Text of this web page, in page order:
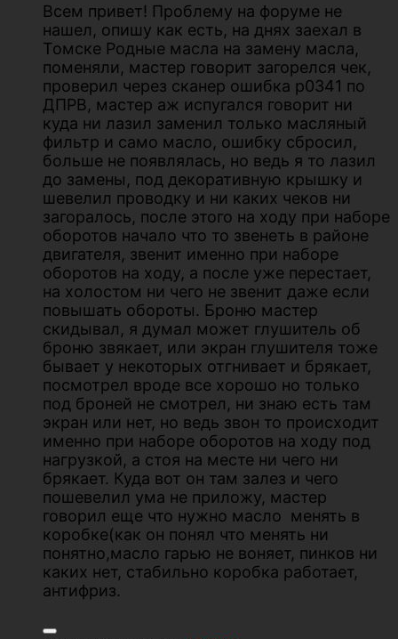
Всем привет! Проблему на форуме не
нашел, опишу как есть, на днях заехал в
Томске Родные масла на замену масла,
поменяли, мастер говорит загорелся чек,
проверил через сканер ошибка p0341 по
ДПРВ, мастер аж испугался говорит ни
куда ни лазил заменил только масляный
фильтр и само масло, ошибку сбросил,
больше не появлялась, но ведь я то лазил
до замены, под декоративную крышку и
шевелил проводку и ни каких чеков ни
загоралось, после этого на ходу при наборе
оборотов начало что то звенеть в районе
двигателя, звенит именно при наборе
оборотов на ходу, а после уже перестает,
на холостом ни чего не звенит даже если
повышать обороты. Броню мастер
скидывал, я думал может глушитель об
броню звякает, или экран глушителя тоже
бывает у некоторых отгнивает и брякает,
посмотрел вроде все хорошо но только
под броней не смотрел, ни знаю есть там
экран или нет, но ведь звон то происходит
именно при наборе оборотов на ходу под
нагрузкой, а стоя на месте ни чего ни
брякает. Куда вот он там залез и чего
пошевелил ума не приложу, мастер
говорил еще что нужно масло менять в
коробке(как он понял что менять ни
понятно,масло гарью не воняет, пинков ни
каких нет, стабильно коробка работает,
антифриз.